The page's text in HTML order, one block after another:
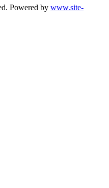
Powered by www.site-